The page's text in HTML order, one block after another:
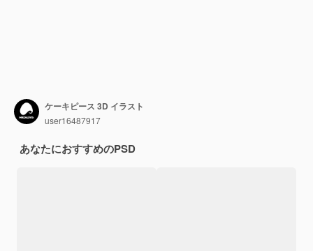
ケーキピース 3D イラスト
user16487917
あなたにおすすめのPSD